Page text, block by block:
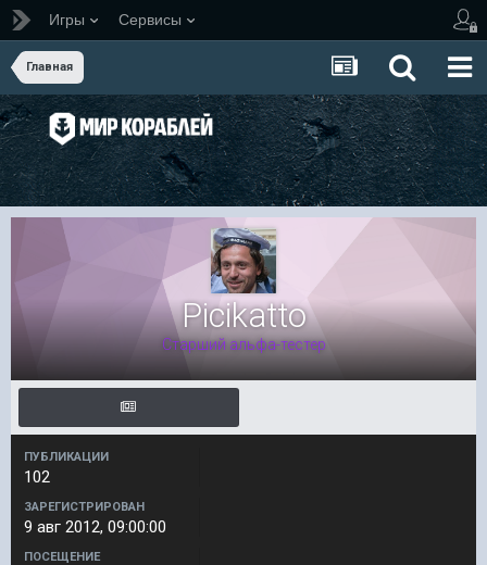
Игры Сервисы
Главная
Picikatto
Старший альфа-тестер
ПУБЛИКАЦИИ
102
ЗАРЕГИСТРИРОВАН
9 авг 2012, 09:00:00
ПОСЕЩЕНИЕ